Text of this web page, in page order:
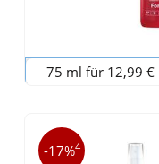
75 ml für 12,99 €
-17%4